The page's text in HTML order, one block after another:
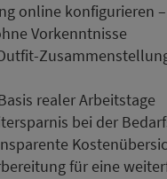
online konfigurieren
Vorkenntnisse
realer Arbeitstage
bei der
für eine